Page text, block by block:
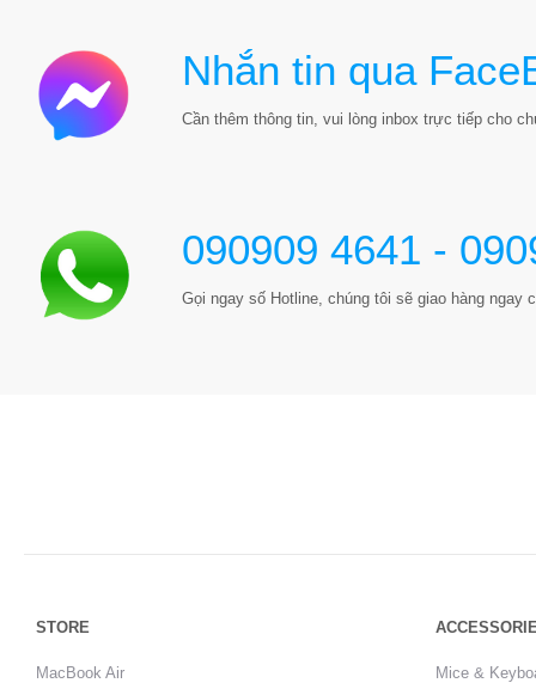
Nhắn tin qua
Cần thêm thông tin, vui lòng inbox trực tiếp cho
090909 4641 -
Gọi ngay số Hotline, chúng tôi sẽ giao hàng ngay
STORE
MacBook Air
Mice &